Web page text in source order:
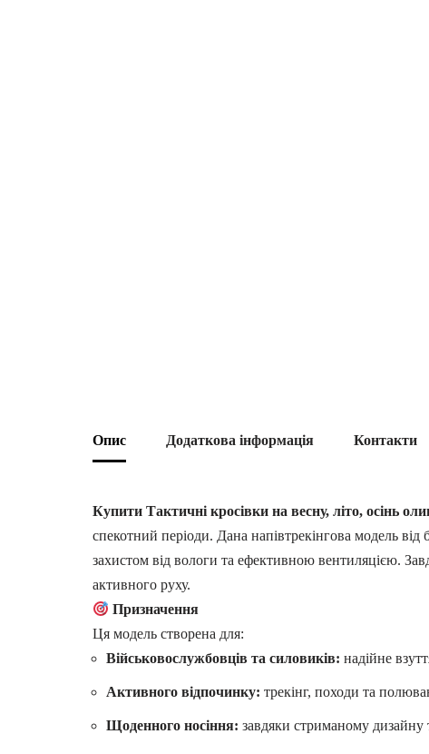
Опис Додаткова інформація Контакти
Купити Тактичні кросівки на весну, літо, осінь
спекотний періоди. Дана напівтрекінгова модель від
захистом від вологи та ефективною вентиляцією.
активного руху.
Призначення
Ця модель створена для:
Військовослужбовців та силовиків: надійне
Активного відпочинку: трекінг, походи та
Щоденного носіння: завдяки стриманому дизайну